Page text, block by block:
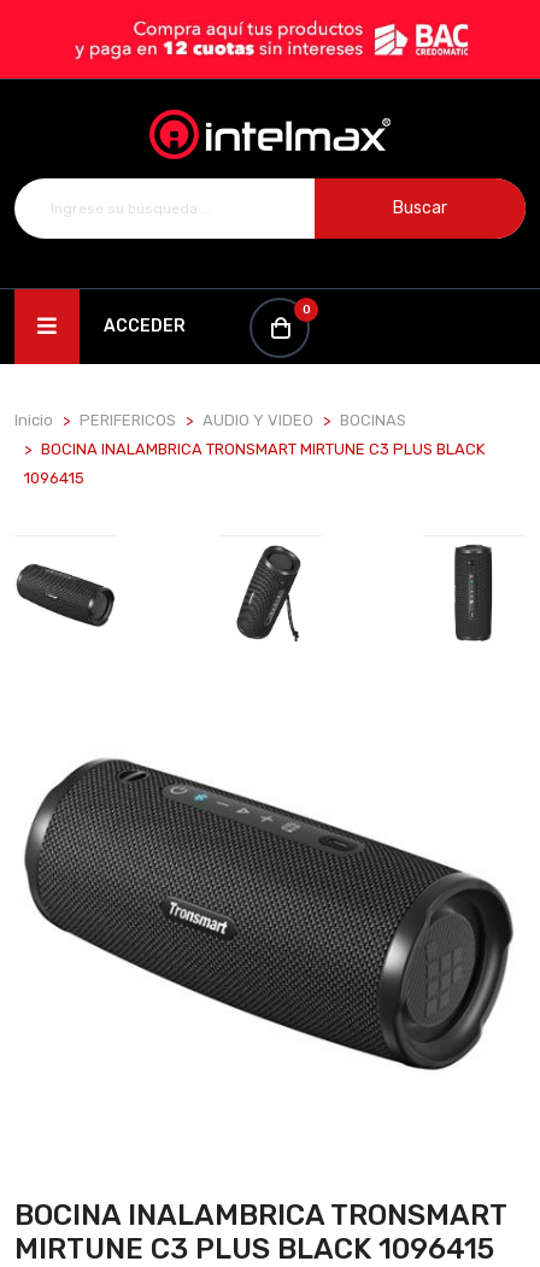
Buscar
ACCEDER
0
Inicio PERIFERICOS AUDIO Y VIDEO
BOCINAS
BOCINA INALAMBRICA TRONSMART MIRTUNE C3 PLUS BLACK
1096415
BOCINA INALAMBRICA TRONSMART
MIRTUNE C3 PLUS BLACK 1096415